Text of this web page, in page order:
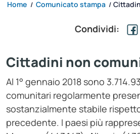
Home / Comunicato stampa /
Condividi:
Cittadini non
Al 1° gennaio 2018 sono
comunitari regolarmente
sostanzialmente stabile
precedente. I paesi più